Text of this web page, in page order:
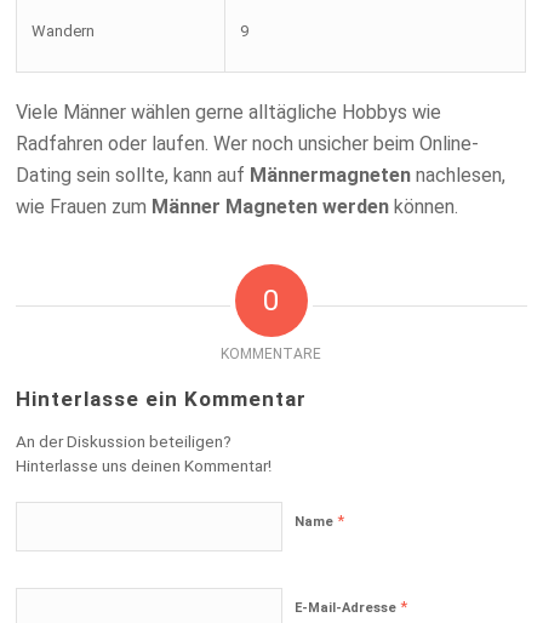
Wandern 9
Viele Männer wählen gerne alltägliche Hobbys wie
Radfahren oder laufen. Wer noch unsicher beim Online-
Dating sein sollte, kann auf Männermagneten nachlesen,
wie Frauen zum Männer Magneten werden können.
0
KOMMENTARE
Hinterlasse ein Kommentar
An der Diskussion beteiligen?
Hinterlasse uns deinen Kommentar!
Name*
E-Mail-Adresse*